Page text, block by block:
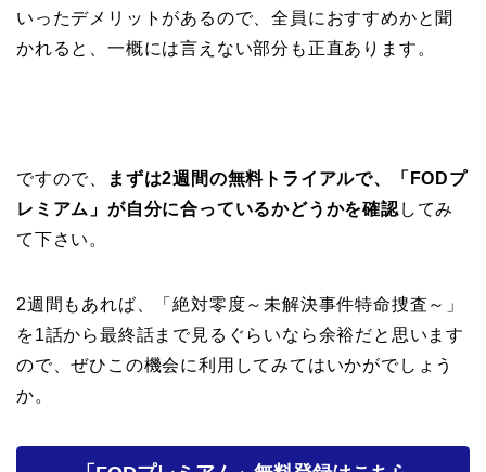
いったデメリットがあるので、全員におすすめかと聞
かれると、一概には言えない部分も正直あります。
ですので、
まずは2週間の無料トライアルで、「FODプ
レミアム」が自分に合っているかどうかを確認 してみ
て下さい。
2週間もあれば、「絶対零度～未解決事件特命捜査～」
を1話から最終話まで見るぐらいなら余裕だと思います
ので、ぜひこの機会に利用してみてはいかがでしょう
か。